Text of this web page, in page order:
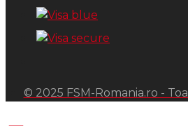
© 2025 FSM-Romania.ro -